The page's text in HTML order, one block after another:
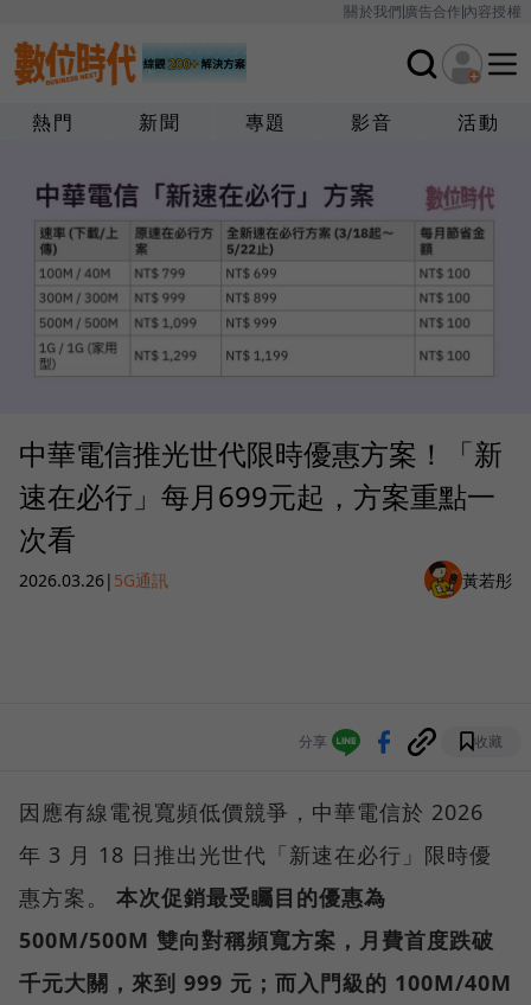
關於我們廣告合作內容授權
熱門 新聞 專題 影音 活動
中華電信推光世代限時優惠方案！「新
速在必行」每月699元起，方案重點一
次看
2026.03.26| 5G通訊 黃若彤
分享 收藏
因應有線電視寬頻低價競爭，中華電信於 2026
年 3 月 18 日推出光世代「新速在必行」限時優
惠方案。 本次促銷最受矚目的優惠為
500M/500M 雙向對稱頻寬方案，月費首度跌破
千元大關，來到 999 元；而入門級的 100M/40M